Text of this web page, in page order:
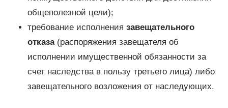
общеполезной цели);
требование исполнения завещательного
отказа(распоряжения завещателя об
исполнении имущественной обязанности за
счет наследства в пользу третьего лица) либо
завещательного возложения от наследующих.